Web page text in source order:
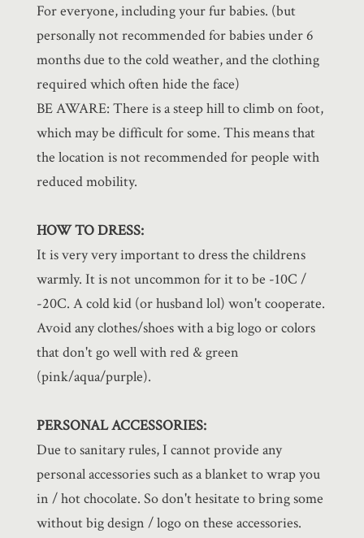
For everyone, including your fur babies. (but
personally not recommended for babies under 6
months due to the cold weather, and the clothing
required which often hide the face)
BE AWARE: There is a steep hill to climb on foot,
which may be difficult for some. This means that
the location is not recommended for people with
reduced mobility.
HOW TO DRESS:
It is very very important to dress the childrens
warmly. It is not uncommon for it to be -10C /
-20C. A cold kid (or husband lol) won't cooperate.
Avoid any clothes/shoes with a big logo or colors
that don't go well with red & green
(pink/aqua/purple).
PERSONAL ACCESSORIES:
Due to sanitary rules, I cannot provide any
personal accessories such as a blanket to wrap you
in / hot chocolate. So don't hesitate to bring some
without big design / logo on these accessories.